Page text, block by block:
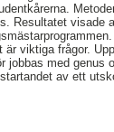
Resultatet visade
viktiga frågor.
jobbas med genus
av ett